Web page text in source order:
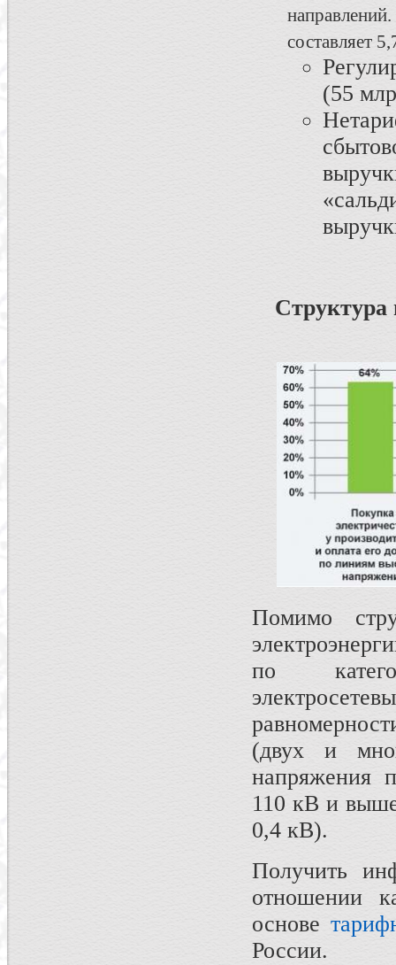
составляет
(55
Структура
Помимо
по
(двух и
напряжения
110 кВ и
0,4 кВ).
Получить
отношении
основе
России.